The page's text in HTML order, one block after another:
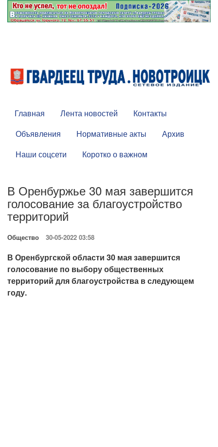
Главная Лента новостей
Контакты
Объявления
Нормативные акты
Архив
Наши соцсети
Коротко о важном
В Оренбуржье 30 мая завершится
голосование за благоустройство
территорий
Общество 30-05-2022 03:58
В Оренбургской области 30 мая завершится
голосование по выбору общественных
территорий для благоустройства в следующем
году.